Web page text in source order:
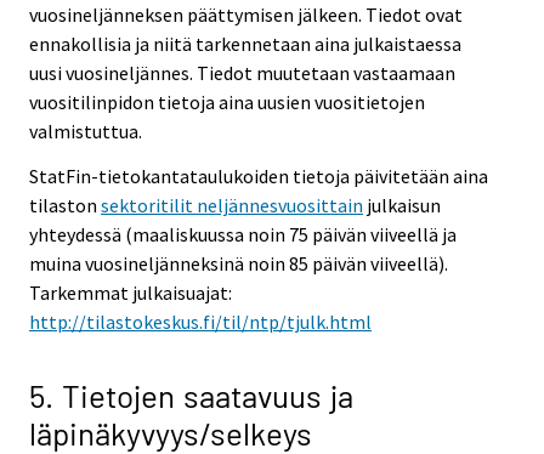
vuosineljänneksen päättymisen jälkeen. Tiedot ovat
ennakollisia ja niitä tarkennetaan aina julkaistaessa
uusi vuosineljännes. Tiedot muutetaan vastaamaan
vuositilinpidon tietoja aina uusien vuositietojen
valmistuttua.
StatFin-tietokantataulukoiden tietoja päivitetään aina
tilaston sektoritilit neljännesvuosittain julkaisun
yhteydessä (maaliskuussa noin 75 päivän viiveellä ja
muina vuosineljänneksinä noin 85 päivän viiveellä).
Tarkemmat julkaisuajat:
http://tilastokeskus.fi/til/ntp/tjulk.html
5. Tietojen saatavuus ja
läpinäkyvyys/selkeys